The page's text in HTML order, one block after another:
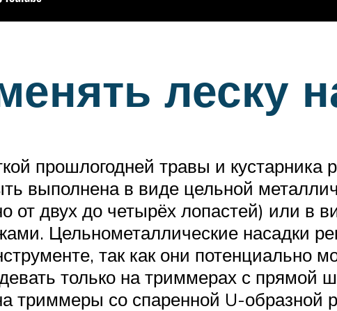
леску
прошлогодней травы и кустарника
выполнена в виде цельной
от двух до четырёх лопастей) или в
Цельнометаллические насадки
так как они потенциально
только на триммерах с
триммеры со спаренной U-образной